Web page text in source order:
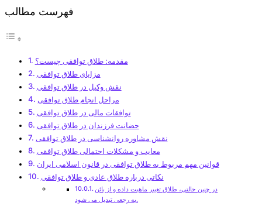
فهرست مطالب
مقدمه: طلاق توافقی چیست؟
مزایای طلاق توافقی
نقش وکیل در طلاق توافقی
مراحل انجام طلاق توافقی
توافقات مالی در طلاق توافقی
حضانت فرزندان در طلاق توافقی
نقش مشاوره روانشناسی در طلاق توافقی
معایب و مشکلات احتمالی طلاق توافقی
قوانین مهم مربوط به طلاق توافقی در قانون اسلامی ایران
نکاتی درباره طلاق عادی و طلاق توافقی
در چنین حالتی، طلاق تغییر ماهیت داده و از بائن
به رجعی تبدیل می شود.